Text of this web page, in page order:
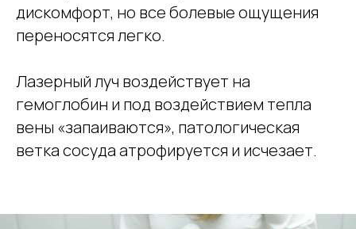
дискомфорт, но все болевые ощущения
переносятся легко.
Лазерный луч воздействует на
гемоглобин и под воздействием тепла
вены «запаиваются», патологическая
ветка сосуда атрофируется и исчезает.